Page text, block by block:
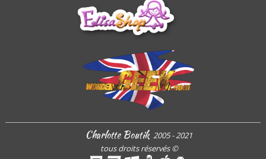
Charlotte Boutik 2005 - 2021
tous droits réservés©